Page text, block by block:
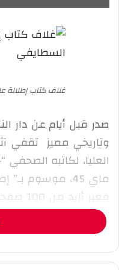
غلاف كتاب إطلالة
صدر قبل أيام عن دار
وتاريخي مميز تقفي
العليا، لكاتبه
ماي 45، موسوم
فعبر
وحاول إنقاذ معالم
كان حتميا في ظل
السطايفي ورموزه،